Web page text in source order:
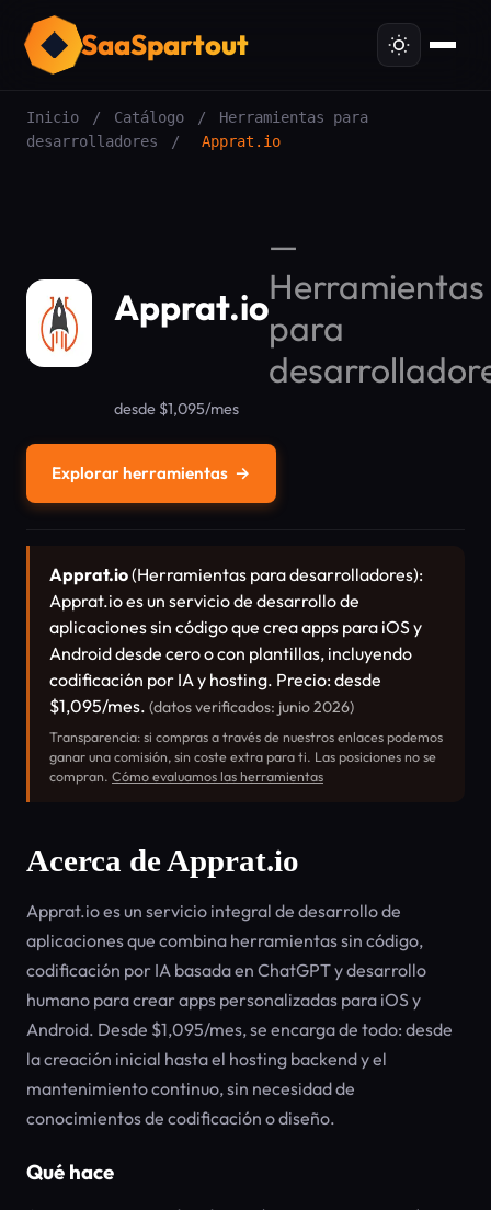
SaaSpartout
Inicio / Catálogo /
Herramientas para
desarrolladores
/ Apprat.io
Apprat.io
—
Herramientas
para
desde $1,095/mes
Explorar herramientas →
Apprat.io(Herramientas para desarrolladores):
Apprat.io es un servicio de desarrollo de
aplicaciones sin código que crea apps para iOS y
Android desde cero o con plantillas, incluyendo
codificación por IA y hosting. Precio: desde
$1,095/mes. (datos verificados: junio 2026)
Transparencia: si compras a través de nuestros enlaces podemos
ganar una comisión, sin coste extra para ti. Las posiciones no se
compran. Cómo evaluamos las herramientas
Acerca de Apprat.io
Apprat.io es un servicio integral de desarrollo de
aplicaciones que combina herramientas sin código,
codificación por IA basada en ChatGPT y desarrollo
humano para crear apps personalizadas para iOS y
Android. Desde $1,095/mes, se encarga de todo: desde
la creación inicial hasta el hosting backend y el
mantenimiento continuo, sin necesidad de
conocimientos de codificación o diseño.
Qué hace